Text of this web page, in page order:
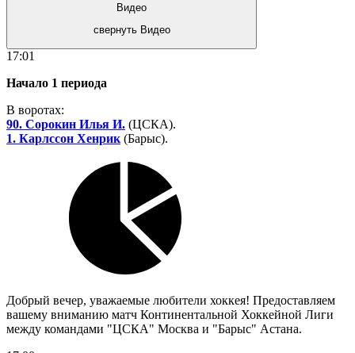
Видео
свернуть Видео
17:01
Начало 1 периода
В воротах:
90. Сорокин Илья И. (ЦСКА).
1. Карлссон Хенрик (Барыс).
Добрый вечер, уважаемые любители хоккея! Предоставляем
вашему вниманию матч Континентальной Хоккейной Лиги
между командами "ЦСКА" Москва и "Барыс" Астана.